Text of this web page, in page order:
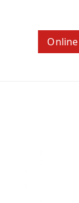
Online